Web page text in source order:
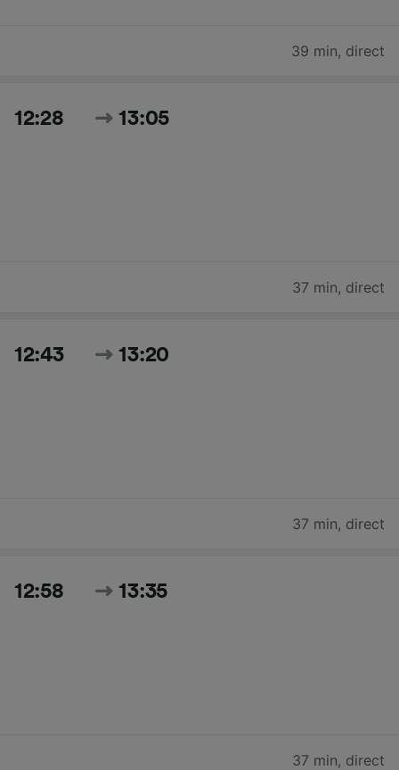
39 min, direct
12:28 13:05
37 min, direct
12:43 13:20
37 min, direct
12:58 13:35
37 min, direct